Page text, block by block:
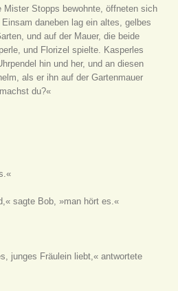
Mister Stopps bewohnte, öffneten sich
daneben lag ein altes, gelbes
und auf der Mauer, die beide
und Florizel spielte. Kasperles
hin und her, und an diesen
als er ihn auf der Gartenmauer
du?«
sagte Bob, »man hört es.«
junges Fräulein liebt,« antwortete